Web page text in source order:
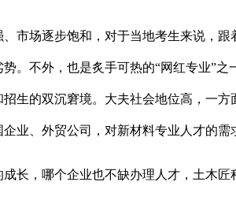
场逐步饱和，对于当地考生来说，跟
。不外，也是炙手可热的“网红专业”
生的双沉窘境。大夫社会地位高，一
业、外贸公司，对新材料专业人才的需
，哪个企业也不缺办理人才，土木匠